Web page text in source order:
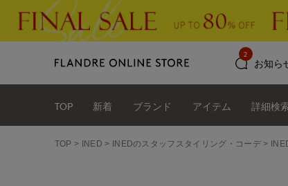
お知ら
2
TOP 新着 ブランド アイテム 詳細検
TOP INED INEDのスタッフスタイリング・コーデ